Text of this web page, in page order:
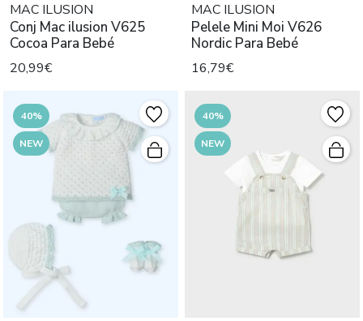
MAC ILUSION
Conj Mac ilusion V625
Cocoa Para Bebé
20,99€
MAC ILUSION
Pelele Mini Moi V626
Nordic Para Bebé
16,79€
40%
NEW
40%
NEW